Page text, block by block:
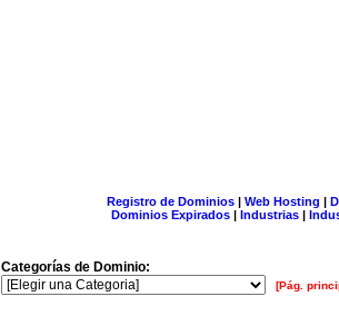
Registro de Dominios| Web Hosting |
Dominios Expirados | Industrias |
Categorías de Dominio:
[Pág.